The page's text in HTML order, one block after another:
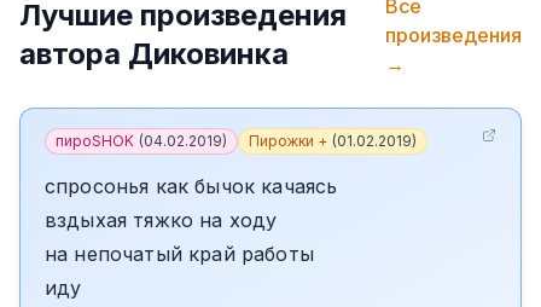
Лучшие произведения
автора Диковинка
Все
произведения
→
пироSHOK (04.02.2019) Пирожки + (01.02.2019)
спросонья как бычок качаясь
вздыхая тяжко на ходу
на непочатый край работы
иду